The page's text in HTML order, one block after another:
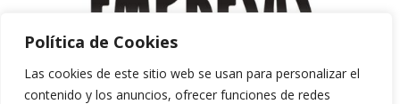
Política de Cookies
Las cookies de este sitio web se usan para personalizar el
contenido y los anuncios, ofrecer funciones de redes